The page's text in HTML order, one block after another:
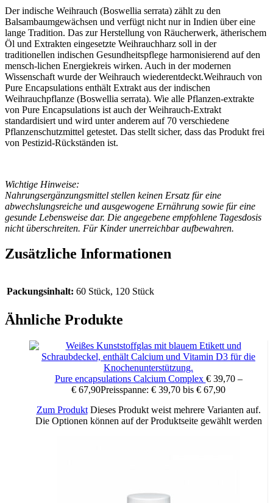
Der indische Weihrauch (Boswellia serrata) zählt zu den
Balsambaumgewächsen und verfügt nicht nur in Indien über eine
lange Tradition. Das zur Herstellung von Räucherwerk, ätherischem
Öl und Extrakten eingesetzte Weihrauchharz soll in der
traditionellen indischen Gesundheitspflege harmonisierend auf den
mensch-lichen Energiekreis wirken. Auch in der modernen
Wissenschaft wurde der Weihrauch wiederentdeckt.Weihrauch von
Pure Encapsulations enthält Extrakt aus der indischen
Weihrauchpflanze (Boswellia serrata). Wie alle Pflanzen-extrakte
von Pure Encapsulations ist auch der Weihrauch-Extrakt
standardisiert und wird unter anderem auf 70 verschiedene
Pflanzenschutzmittel getestet. Das stellt sicher, dass das Produkt frei
von Pestizid-Rückständen ist.
Wichtige Hinweise:
Nahrungsergänzungsmittel stellen keinen Ersatz für eine
abwechslungsreiche und ausgewogene Ernährung sowie für eine
gesunde Lebensweise dar. Die angegebene empfohlene Tagesdosis
nicht überschreiten. Für Kinder unerreichbar aufbewahren.
Zusätzliche Informationen
Packungsinhalt: 60 Stück, 120 Stück
Ähnliche Produkte
Pure encapsulations Calcium Complex €39,70 –
€ 67,90Preisspanne: € 39,70 bis € 67,90
Zum Produkt Dieses Produkt weist mehrere Varianten auf.
Die Optionen können auf der Produktseite gewählt werden